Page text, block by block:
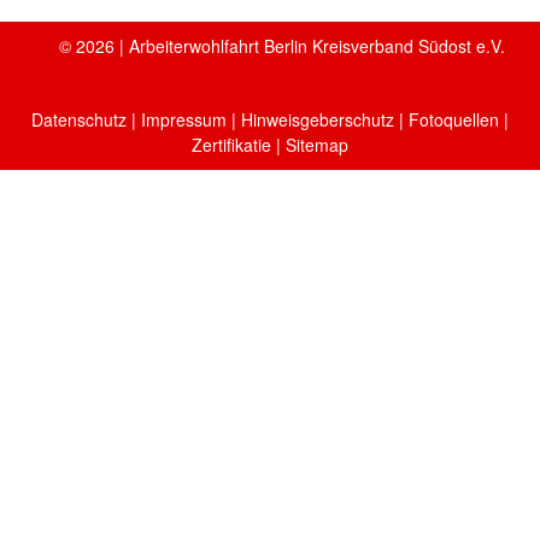
© 2026 | Arbeiterwohlfahrt Berlin Kreisverband Südost e.V.
Datenschutz | Impressum | Hinweisgeberschutz | Fotoquellen |
Zertifikatie | Sitemap